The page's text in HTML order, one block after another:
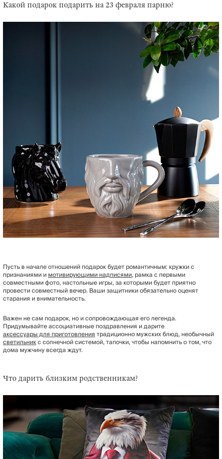
Какой подарок подарить на 23 февраля парню?
Пусть в начале отношений подарок будет романтичным: кружки с
признаниями имотивирующими надписями, рамка с первыми
совместными фото, настольные игры, за которыми будет приятно
провести совместный вечер. Ваши защитники обязательно оценят
старания и внимательность.
Важен не сам подарок, но и сопровождающая его легенда.
Придумывайте ассоциативные поздравления и дарите
аксессуары для приготовлениятрадиционно мужских блюд, необычный
светильникс солнечной системой, тапочки, чтобы напомнить о том, что
дома мужчину всегда ждут.
Что дарить близким родственникам?